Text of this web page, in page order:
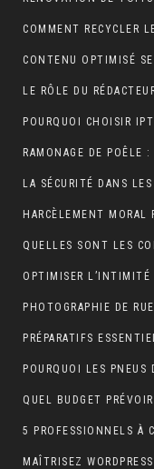
RAMONAGE DE POÊLE
HARCÈLEMENT MORAL
PHOTOGRAPHIE DE
PRÉPARATIFS